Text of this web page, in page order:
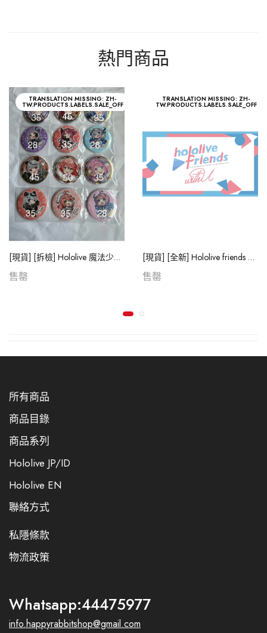
熱門商品
TRANSLATION MISSING: ZH-
TW.PRODUCTS.LABELS.SALE_OFF
[現貨] [拆檢] Hololive 魔法少女衣装 徽章
售罄
TRANSLATION MISSING: ZH-
TW.PRODUCTS.LABELS.SALE_OFF
[現貨] [全新] Hololive friends with you 公仔 (購買3隻或以上時，每隻優惠$15)
售罄
所有商品
商品目錄
商品系列
Hololive JP/ID
Hololive EN
聯絡方式
私隱條款
物流政策
Whatsapp:44475977
info.happyrabbitshop@gmail.com